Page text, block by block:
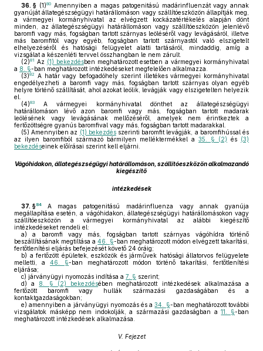
36. § (1)80Amennyiben a magas patogenitású madárinfluenzát vagy annak
gyanúját állategészségügyi határállomáson vagy szállítóeszközön állapítják meg,
a vármegyei kormányhivatal az elvégzett kockázatértékelés alapján dönt
minden, az állategészségügyi határállomáson vagy szállítóeszközön jelenlévő
baromfi vagy más, fogságban tartott szárnyas leöléséről vagy levágásáról, illetve
más baromfitól vagy egyéb, fogságban tartott szárnyastól való elszigetelt
elhelyezéséről és hatósági felügyelet alatti tartásáról, mindaddig, amíg a
vizsgálat a készenléti tervvel összhangban le nem zárult.
(2)81 Az (1) bekezdésben meghatározott esetben a vármegyei kormányhivatal
a 8. §-ban meghatározott intézkedéseket megfelelően alkalmazza.
(3)82
A határ vagy befogadóhely szerint illetékes vármegyei kormányhivatal
engedélyezheti a baromfi vagy más, fogságban tartott szárnyas olyan egyéb
helyre történő szállítását, ahol azokat leölik, levágják vagy elszigetelten helyezik
el.
(4)83
A vármegyei kormányhivatal dönthet az állategészségügyi
határállomáson lévő azon baromfi vagy más, fogságban tartott madarak
leölésének vagy levágásának mellőzéséről, amelyek nem érintkeztek a
fertőzöttségre gyanús baromfival vagy más, fogságban tartott madarakkal.
(5) Amennyiben az (1) bekezdésszerinti baromfit levágják, a baromfihússal és
az ilyen baromfiból származó bármilyen melléktermékkel a 35. § (2) és (3)
bekezdéseinek előírásai szerint kell eljárni.
Vágóhidakon, állategészségügyi határállomáson, szállítóeszközön alkalmazandó
kiegészítő
intézkedések
37. §84
A magas patogenitású madárinfluenza vagy annak gyanúja
megállapítása esetén, a vágóhidakon, állategészségügyi határállomásokon vagy
szállítóeszközön a vármegyei kormányhivatal az alábbi kiegészítő
intézkedéseket rendeli el:
a) a baromfi vagy más, fogságban tartott szárnyas vágóhídra történő
beszállításának megtiltása a46. §-ban meghatározott módon elvégzett takarítási,
fertőtlenítési eljárás befejezését követő 24 óráig;
b) a fertőzött épületek, eszközök és járművek hatósági állatorvos felügyelete
melletti, a 46. §-ban meghatározott módon történő takarítási, fertőtlenítési
eljárása;
c) járványügyi nyomozás indítása a 7. § szerint;
d) a 8. § (2) bekezdésében meghatározott intézkedések alkalmazása a
fertőzött baromfi vagy hullák származási gazdaságában és a
kontaktgazdaságokban;
e) amennyiben a járványügyi nyomozás és a34. §-ban meghatározott további
vizsgálatok másképp nem indokolják, a származási gazdaságban a11. §-ban
meghatározott intézkedések alkalmazása.
V. Fejezet